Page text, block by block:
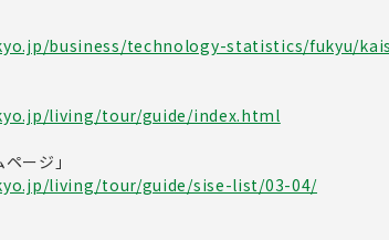
business/technology-statistics/fukyu/
living/tour/guide/index.html
ージ」
living/tour/guide/sise-list/03-04/